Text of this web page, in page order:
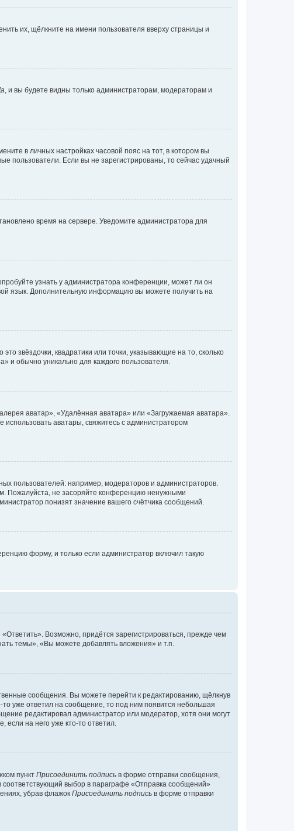
их, щёлкните на имени пользователя вверху страницы и
, и вы будете видны только администраторам, модераторам и
в личных настройках часовой пояс на тот, в котором вы
пользователи. Если вы не зарегистрированы, то сейчас удачный
время на сервере. Уведомите администратора для
узнать у администратора конференции, может ли он
язык. Дополнительную информацию вы можете получить на
звёздочки, квадратики или точки, указывающие на то, сколько
и обычно уникально для каждого пользователя.
аватар», «Удалённая аватара» или «Загружаемая аватара».
аватары, свяжитесь с администратором
пользователей: например, модераторов и администраторов.
Пожалуйста, не засоряйте конференцию ненужными
понизят значение вашего счётчика сообщений.
форму, и только если администратор включил такую
Возможно, придётся зарегистрироваться, прежде чем
темы», «Вы можете добавлять вложения» и т.п.
сообщения. Вы можете перейти к редактированию, щёлкнув
то уже ответил на сообщение, то под ним появится небольшая
редактировал администратор или модератор, хотя они могут
если на него уже кто-то ответил.
пункт Присоединить подпись в форме отправки сообщения,
выбор в параграфе «Отправка сообщений»
убрав флажок Присоединить подпись в форме отправки